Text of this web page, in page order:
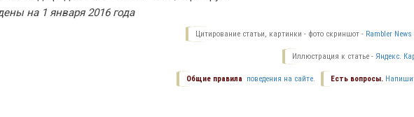
на 1 января 2016 года
Цитирование статьи, картинки - фото скриншот - Rambler News
Иллюстрация к статье - Яндекс.
Есть вопросы.
Общие правила поведения на сайте.